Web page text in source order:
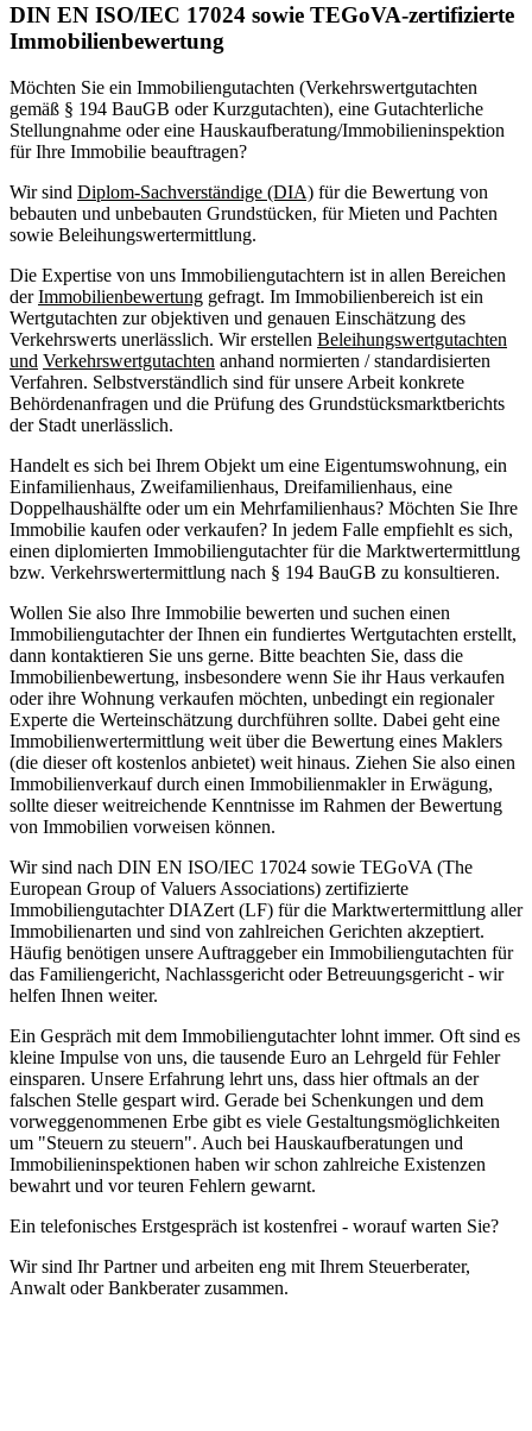
DIN EN ISO/IEC 17024 sowie TEGoVA-zertifizierte
Immobilienbewertung
Möchten Sie ein Immobiliengutachten (Verkehrswertgutachten
gemäß § 194 BauGB oder Kurzgutachten), eine Gutachterliche
Stellungnahme oder eine Hauskaufberatung/Immobilieninspektion
für Ihre Immobilie beauftragen?
Wir sind Diplom-Sachverständige (DIA) für die Bewertung von
bebauten und unbebauten Grundstücken, für Mieten und Pachten
sowie Beleihungswertermittlung.
Die Expertise von uns Immobiliengutachtern ist in allen Bereichen
derImmobilienbewertung gefragt. Im Immobilienbereich ist ein
Wertgutachten zur objektiven und genauen Einschätzung des
Verkehrswerts unerlässlich. Wir erstellen Beleihungswertgutachten
und Verkehrswert­gutachten anhand normierten / standardisierten
Verfahren. Selbstverständlich sind für unsere Arbeit konkrete
Behördenanfragen und die Prüfung des Grundstücksmarktberichts
der Stadt unerlässlich.
Handelt es sich bei Ihrem Objekt um eine Eigentumswohnung, ein
Einfamilienhaus, Zweifamilienhaus, Dreifamilienhaus, eine
Doppelhaushälfte oder um ein Mehrfamilienhaus? Möchten Sie Ihre
Immobilie kaufen oder verkaufen? In jedem Falle empfiehlt es sich,
einen diplomierten Immobiliengutachter für die Marktwertermittlung
bzw. Verkehrswertermittlung nach § 194 BauGB zu konsultieren.
Wollen Sie also Ihre Immobilie bewerten und suchen einen
Immobiliengutachter der Ihnen ein fundiertes Wertgutachten erstellt,
dann kontaktieren Sie uns gerne. Bitte beachten Sie, dass die
Immobilienbewertung, insbesondere wenn Sie ihr Haus verkaufen
oder ihre Wohnung verkaufen möchten, unbedingt ein regionaler
Experte die Werteinschätzung durchführen sollte. Dabei geht eine
Immobilienwertermittlung weit über die Bewertung eines Maklers
(die dieser oft kostenlos anbietet) weit hinaus. Ziehen Sie also einen
Immobilienverkauf durch einen Immobilienmakler in Erwägung,
sollte dieser weitreichende Kenntnisse im Rahmen der Bewertung
von Immobilien vorweisen können.
Wir sind nach DIN EN ISO/IEC 17024 sowie TEGoVA (The
European Group of Valuers Associations) zertifizierte
Immobiliengutachter DIAZert (LF) für die Marktwertermittlung aller
Immobilienarten und sind von zahlreichen Gerichten akzeptiert.
Häufig benötigen unsere Auftraggeber ein Immobiliengutachten für
das Familiengericht, Nachlassgericht oder Betreuungsgericht - wir
helfen Ihnen weiter.
Ein Gespräch mit dem Immobiliengutachter lohnt immer. Oft sind es
kleine Impulse von uns, die tausende Euro an Lehrgeld für Fehler
einsparen. Unsere Erfahrung lehrt uns, dass hier oftmals an der
falschen Stelle gespart wird. Gerade bei Schenkungen und dem
vorweggenommenen Erbe gibt es viele Gestaltungsmöglichkeiten
um "Steuern zu steuern". Auch bei Hauskaufberatungen und
Immobilieninspektionen haben wir schon zahlreiche Existenzen
bewahrt und vor teuren Fehlern gewarnt.
Ein telefonisches Erstgespräch ist kostenfrei - worauf warten Sie?
Wir sind Ihr Partner und arbeiten eng mit Ihrem Steuerberater,
Anwalt oder Bankberater zusammen.